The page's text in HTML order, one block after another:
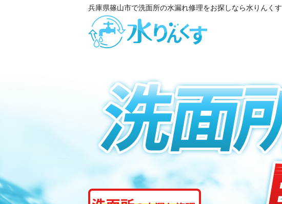
兵庫県篠山市で洗面所の水漏れ修理をお探しなら水りんくす